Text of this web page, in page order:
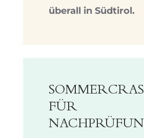
überall in Südtirol.
FÜR